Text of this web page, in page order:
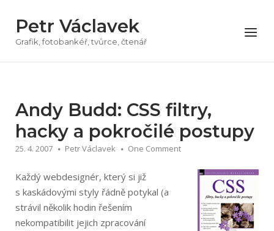
obsah
Petr Václavek
Grafik, fotobankéř, tvůrce, čtenář
Menu
Andy Budd: CSS filtry,
hacky a pokročilé postupy
25. 4. 2007 Petr Václavek One Comment
Každý webdesignér, který si již
s kaskádovými styly řádně potykal (a
strávil několik hodin řešením
nekompatibilit jejich zpracování